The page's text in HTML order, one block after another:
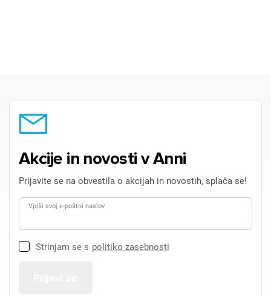
Akcije in novosti v Anni
Prijavite se na obvestila o akcijah in novostih, splača se!
Vpiši svoj e-poštni naslov
Strinjam se s politiko zasebnosti